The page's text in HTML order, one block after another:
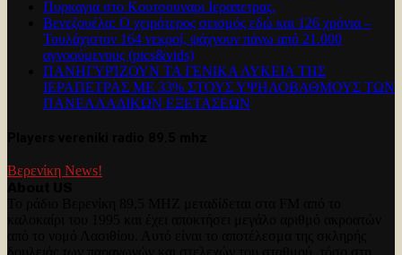
Πυρκαγια στο Κουτσουναρι Ιεραπετρας.
Βενεζουέλα: Ο χειρότερος σεισμός εδώ και 126 χρόνια –
Τουλάχιστον 164 νεκροί, ψάχνουν πάνω από 21.000
αγνοούμενους (pics&vids)
ΠΑΝΗΓΥΡΊΖΟΥΝ ΤΑ ΓΕΝΙΚΑ ΛΥΚΕΙΑ ΤΗΣ
ΙΕΡΑΠΕΤΡΑΣ ΜΕ 33% ΣΤΟΥΣ ΥΨΗΛΟΒΑΘΜΟΥΣ ΤΩΝ
ΠΑΝΕΛΛΑΔΙΚΩΝ ΕΞΕΤΑΣΕΩΝ
Βερενίκη News!